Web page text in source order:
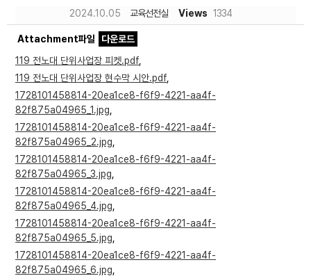
2024.10.05 교육선전실 Views 1334
Attachment파일
다운로드
119 전노대 단위사업장 피켓.pdf
119 전노대 단위사업장 현수막 시안.pdf
1728101458814-20ea1ce8-f6f9-4221-aa4f-
82f875a04965_1.jpg
1728101458814-20ea1ce8-f6f9-4221-aa4f-
82f875a04965_2.jpg
1728101458814-20ea1ce8-f6f9-4221-aa4f-
82f875a04965_3.jpg
1728101458814-20ea1ce8-f6f9-4221-aa4f-
82f875a04965_4.jpg
1728101458814-20ea1ce8-f6f9-4221-aa4f-
82f875a04965_5.jpg
1728101458814-20ea1ce8-f6f9-4221-aa4f-
82f875a04965_6.jpg
문서자료
이미지자료
미디어자료
카드뉴스
부설기관
업무